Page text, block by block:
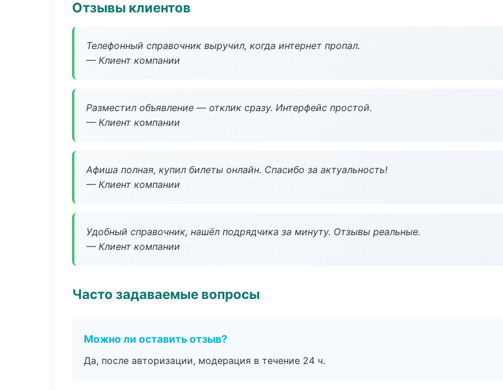
Отзывы клиентов
Телефонный справочник выручил, когда интернет пропал.
— Клиент компании
Разместил объявление — отклик сразу. Интерфейс простой.
— Клиент компании
Афиша полная, купил билеты онлайн. Спасибо за актуальность!
— Клиент компании
Удобный справочник, нашёл подрядчика за минуту. Отзывы реальные.
— Клиент компании
Часто задаваемые вопросы
Можно ли оставить отзыв?
Да, после авторизации, модерация в течение 24 ч.